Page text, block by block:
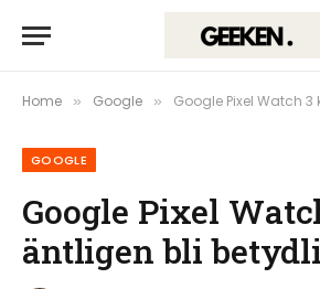
Home » Google » Google Pixel Watch 3
GOOGLE
Google Pixel
äntligen bli